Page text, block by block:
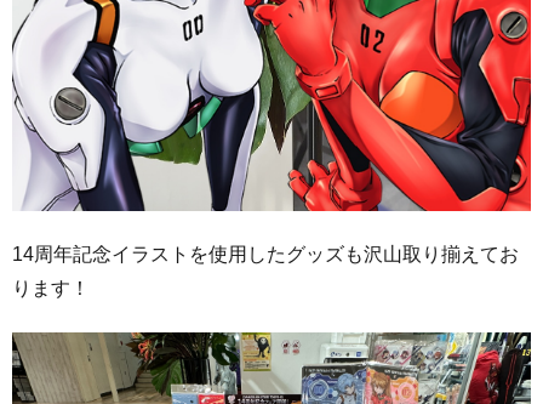
14周年記念イラストを使用したグッズも沢山取り揃えてお
ります！